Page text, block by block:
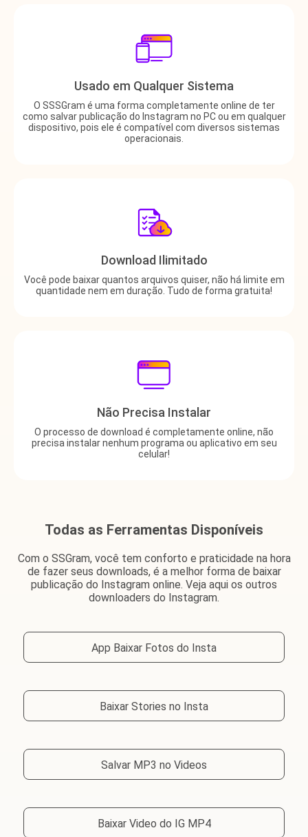
Usado em Qualquer Sistema
O SSSGram é uma forma completamente online de ter
como salvar publicação do Instagram no PC ou em qualquer
dispositivo, pois ele é compatível com diversos sistemas
operacionais.
Download Ilimitado
Você pode baixar quantos arquivos quiser, não há limite em
quantidade nem em duração. Tudo de forma gratuita!
Não Precisa Instalar
O processo de download é completamente online, não
precisa instalar nenhum programa ou aplicativo em seu
celular!
Todas as Ferramentas Disponíveis
Com o SSGram, você tem conforto e praticidade na hora
de fazer seus downloads, é a melhor forma de baixar
publicação do Instagram online. Veja aqui os outros
downloaders do Instagram.
App Baixar Fotos do Insta
Baixar Stories no Insta
Salvar MP3 no Videos
Baixar Video do IG MP4